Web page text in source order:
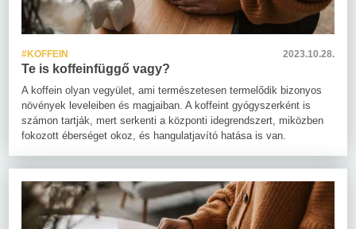
#KOFFEIN 2023.10.28.
Te is koffeinfüggő vagy?
A koffein olyan vegyület, ami természetesen termelődik bizonyos
növények leveleiben és magjaiban. A koffeint gyógyszerként is
számon tartják, mert serkenti a központi idegrendszert, miközben
fokozott éberséget okoz, és hangulatjavító hatása is van.